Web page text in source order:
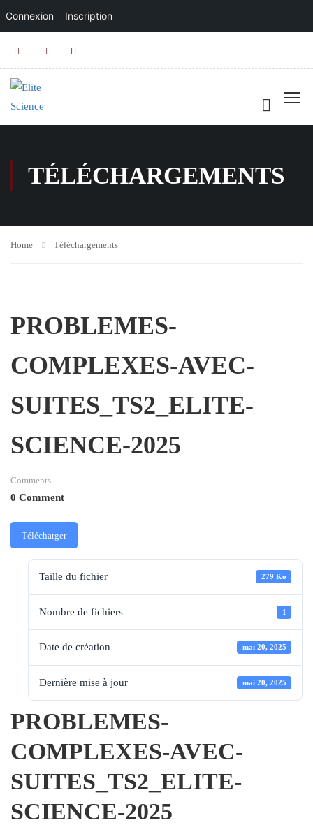
Connexion Inscription
TÉLÉCHARGEMENTS
Home Téléchargements
PROBLEMES-
COMPLEXES-AVEC-
SUITES_TS2_ELITE-
SCIENCE-2025
Comments
0 Comment
Télécharger
Taille du fichier 279 Ko
Nombre de fichiers 1
Date de création mai 20, 2025
Dernière mise à jour mai 20, 2025
PROBLEMES-
COMPLEXES-AVEC-
SUITES_TS2_ELITE-
SCIENCE-2025